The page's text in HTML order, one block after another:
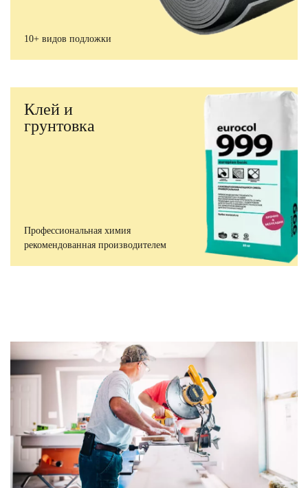
10+ видов подложки
Клей и
грунтовка
Профессиональная химия
рекомендованная производителем